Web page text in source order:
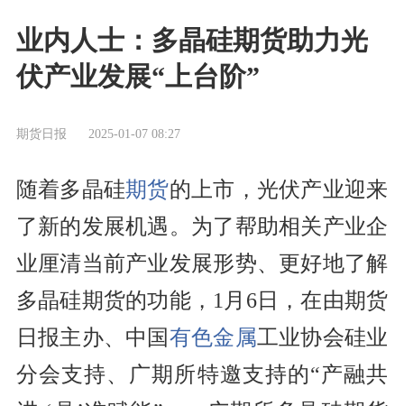
业内人士：多晶硅期货助力光
伏产业发展“上台阶”
期货日报 2025-01-07 08:27
随着多晶硅期货的上市，光伏产业迎来
了新的发展机遇。为了帮助相关产业企
业厘清当前产业发展形势、更好地了解
多晶硅期货的功能，1月6日，在由期货
日报主办、中国有色金属工业协会硅业
分会支持、广期所特邀支持的“产融共